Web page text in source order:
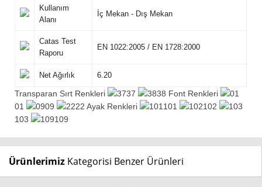
Kullanım
Alanı
İç Mekan - Dış Mekan
Catas Test
Raporu
EN 1022:2005 / EN 1728:2000
Net Ağırlık 6.20
Transparan Sırt Renkleri 37
38 Font Renkleri
01
09 22 Ayak Renkleri 101
102
103
109
Ürünlerimiz Kategorisi Benzer Ürünleri